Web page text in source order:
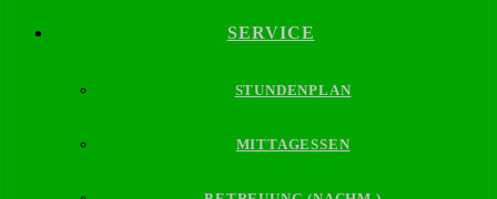
SERVICE
STUNDENPLAN
MITTAGESSEN